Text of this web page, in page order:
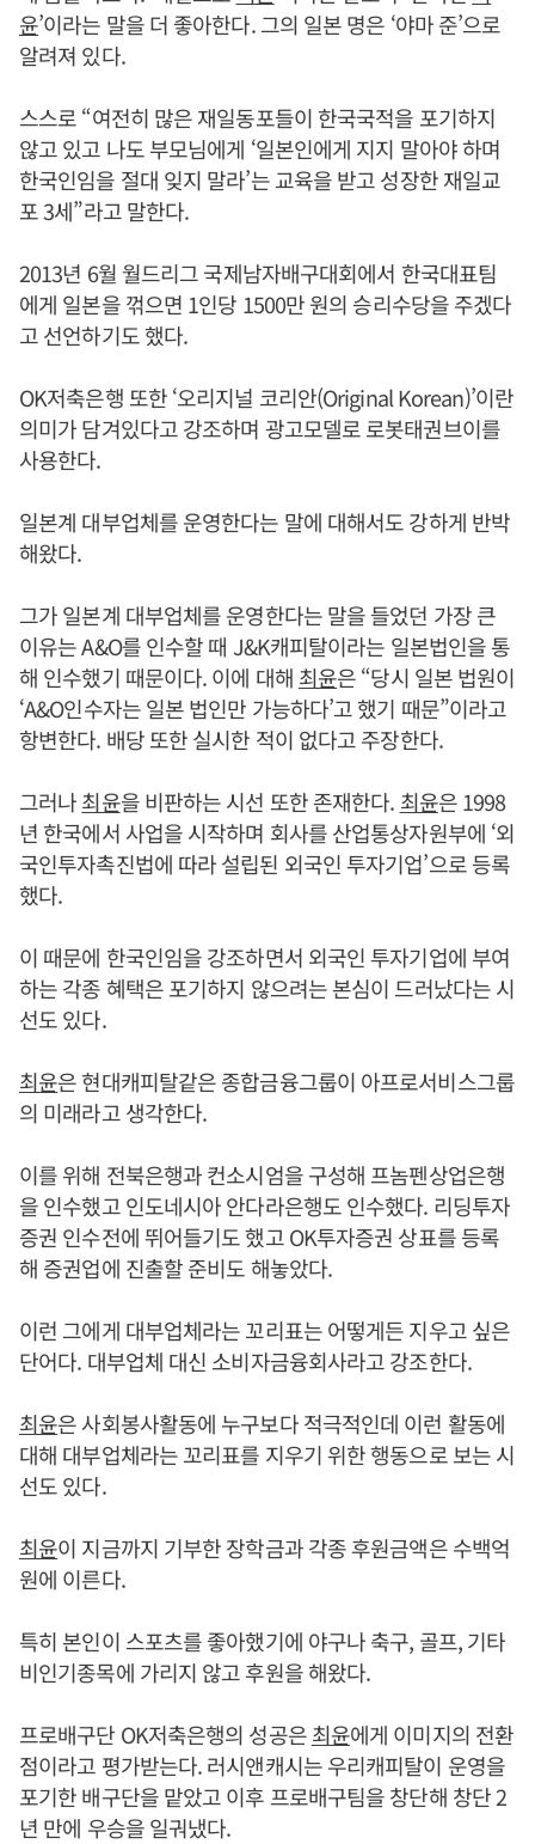
윤’이라는 말을 더 좋아한다. 그의 일본 명은 ‘야마 준’으로
알려져 있다.
스스로 “여전히 많은 재일동포들이 한국국적을 포기하지
않고 있고 나도 부모님에게 ‘일본인에게 지지 말아야 하며
한국인임을 절대 잊지 말라’는 교육을 받고 성장한 재일교
포 3세”라고 말한다.
2013년 6월 월드리그 국제남자배구대회에서 한국대표팀
에게 일본을 꺾으면 1인당 1500만 원의 승리수당을 주겠다
고 선언하기도 했다.
OK저축은행 또한 ‘오리지널 코리안(Original Korean)’이란
의미가 담겨있다고 강조하며 광고모델로 로봇태권브이를
사용한다.
일본계 대부업체를 운영한다는 말에 대해서도 강하게 반박
해왔다.
그가 일본계 대부업체를 운영한다는 말을 들었던 가장 큰
이유는 A&O를 인수할 때 J&K캐피탈이라는 일본법인을 통
해 인수했기 때문이다. 이에 대해 최윤은 “당시 일본 법원이
‘A&O인수자는 일본 법인만 가능하다’고 했기 때문”이라고
항변한다. 배당 또한 실시한 적이 없다고 주장한다.
그러나최윤을 비판하는 시선 또한 존재한다. 최윤은 1998
년 한국에서 사업을 시작하며 회사를 산업통상자원부에 ‘외
국인투자촉진법에 따라 설립된 외국인 투자기업’으로 등록
했다.
이 때문에 한국인임을 강조하면서 외국인 투자기업에 부여
하는 각종 혜택은 포기하지 않으려는 본심이 드러났다는 시
선도 있다.
최윤은 현대캐피탈같은 종합금융그룹이 아프로서비스그룹
의 미래라고 생각한다.
이를 위해 전북은행과 컨소시엄을 구성해 프놈펜상업은행
을 인수했고 인도네시아 안다라은행도 인수했다. 리딩투자
증권 인수전에 뛰어들기도 했고 OK투자증권 상표를 등록
해 증권업에 진출할 준비도 해놓았다.
이런 그에게 대부업체라는 꼬리표는 어떻게든 지우고 싶은
단어다. 대부업체 대신 소비자금융회사라고 강조한다.
최윤은 사회봉사활동에 누구보다 적극적인데 이런 활동에
대해 대부업체라는 꼬리표를 지우기 위한 행동으로 보는 시
선도 있다.
최윤이 지금까지 기부한 장학금과 각종 후원금액은 수백억
원에 이른다.
특히 본인이 스포츠를 좋아했기에 야구나 축구, 골프, 기타
비인기종목에 가리지 않고 후원을 해왔다.
프로배구단 OK저축은행의 성공은최윤에게 이미지의 전환
점이라고 평가받는다. 러시앤캐시는 우리캐피탈이 운영을
포기한 배구단을 맡았고 이후 프로배구팀을 창단해 창단 2
년 만에 우승을 일궈냈다.